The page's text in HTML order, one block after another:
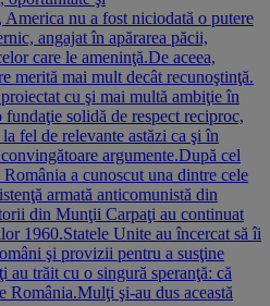
nu a fost niciodată o putere
angajat în apărarea păcii,
care le ameninţă.De aceea,
merită mai mult decât recunoştinţă.
cu şi mai multă ambiţie în
solidă de respect reciproc,
fel de relevante astăzi ca şi în
argumente.După cel
a cunoscut una dintre cele
armată anticomunistă din
din Munţii Carpaţi au continuat
1960.Statele Unite au încercat să îi
şi provizii pentru a susţine
trăit cu o singură speranţă: că
România.Mulţi şi-au dus această